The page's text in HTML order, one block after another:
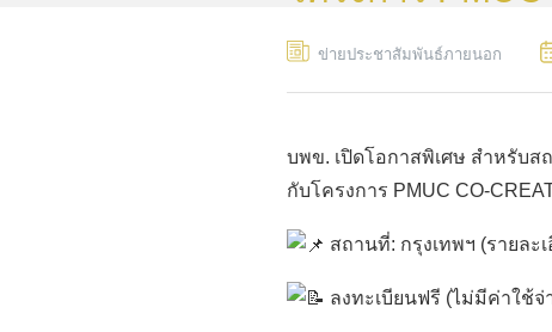
ข่ายประชาสัมพันธ์ภายนอก
บพข. เปิดโอกาสพิเศษ สำหรับ
กับโครงการ PMUC CO-
สถานที่: กรุงเทพฯ (รายละ
ลงทะเบียนฟรี (ไม่มีค่าใช้